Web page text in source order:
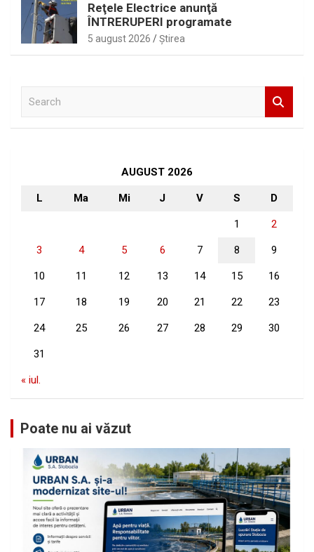
Reţele Electrice anunţă
ÎNTRERUPERI programate
5 august 2026 Ştirea
AUGUST 2026
L Ma Mi J V S D
1 2
3 4 5 6 7 8 9
10 11 12 13 14 15 16
17 18 19 20 21 22 23
24 25 26 27 28 29 30
31
« iul.
Poate nu ai văzut